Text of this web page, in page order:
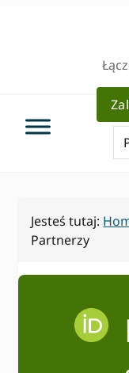
Jesteś tutaj:
Partnerzy